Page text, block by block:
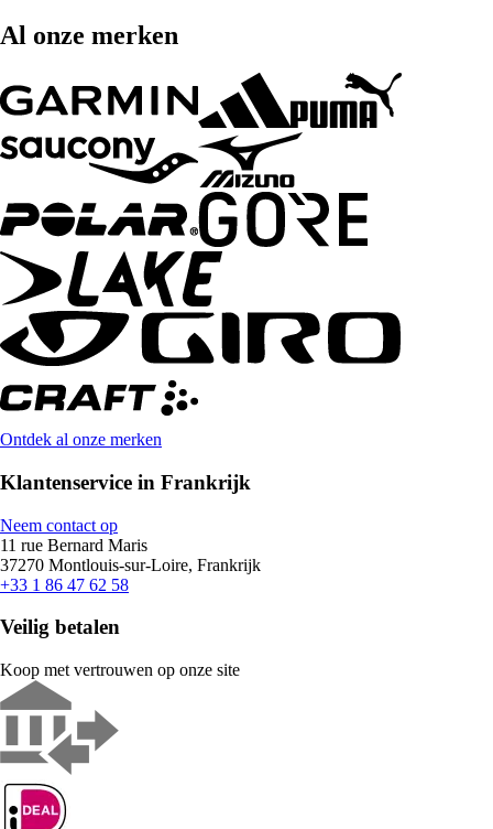
Al onze merken
Ontdek al onze merken
Klantenservice in Frankrijk
Neem contact op
11 rue Bernard Maris
37270 Montlouis-sur-Loire, Frankrijk
+33 1 86 47 62 58
Veilig betalen
Koop met vertrouwen op onze site